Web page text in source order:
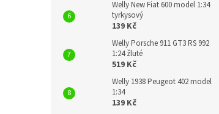
Welly New Fiat 600 model 1:34
tyrkysový
139 Kč
Welly Porsche 911 GT3 RS 992
1:24 žluté
519 Kč
Welly 1938 Peugeot 402 model
1:34
139 Kč